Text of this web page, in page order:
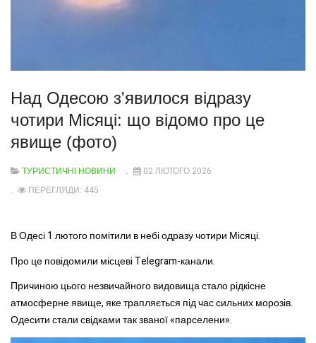
Над Одесою з'явилося відразу
чотири Місяці: що відомо про це
явище (фото)
ТУРИСТИЧНІ НОВИНИ
02 ЛЮТОГО 2026
ПЕРЕГЛЯДИ: 445
В Одесі 1 лютого помітили в небі одразу чотири Місяці.
Про це повідомили місцеві Telegram-канали.
Причиною цього незвичайного видовища стало рідкісне
атмосферне явище, яке трапляється під час сильних морозів.
Одесити стали свідками так званої «парселени».